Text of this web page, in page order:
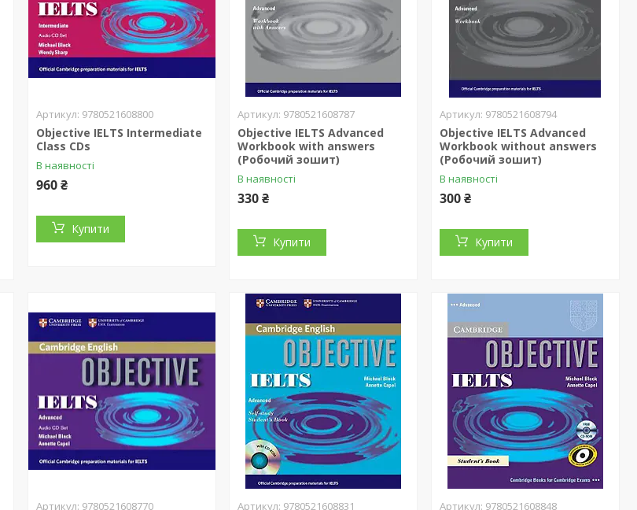
9780521608800
Objective IELTS Intermediate
Class CDs
В наявності
960 ₴
Купити
9780521608787
Objective IELTS Advanced
Workbook with answers
(Робочий зошит)
В наявності
330 ₴
Купити
9780521608794
Objective IELTS Advanced
Workbook without answers
(Робочий зошит)
В наявності
300 ₴
Купити
9780521608770 9780521608831 9780521608848